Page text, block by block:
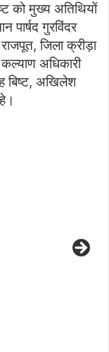
को मुख्य अतिथियों
पार्षद गुरविंदर
राजपूत, जिला क्रीड़ा
कल्याण अधिकारी
बिष्ट, अखिलेश